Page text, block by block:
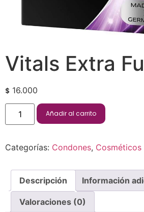
Vitals Extra
$ 16.000
Añadir al carrito
Categorías: Condones, Cosméticos
Descripción Información
Valoraciones (0)